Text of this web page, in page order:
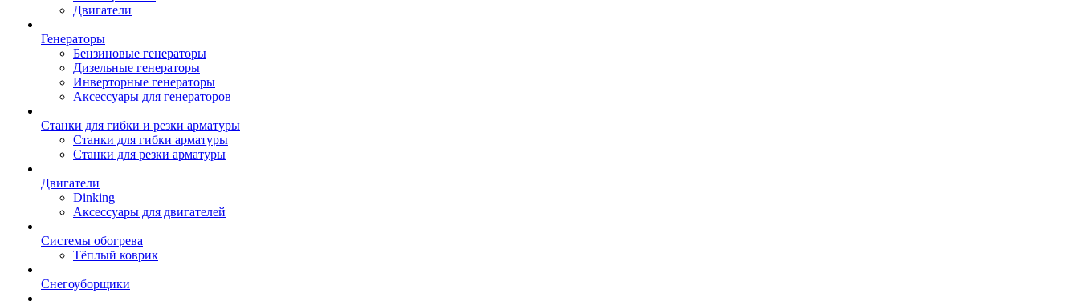
Двигатели
Генераторы
Бензиновые генераторы
Дизельные генераторы
Инверторные генераторы
Аксессуары для генераторов
Станки для гибки и резки арматуры
Станки для гибки арматуры
Станки для резки арматуры
Двигатели
Dinking
Аксессуары для двигателей
Системы обогрева
Тёплый коврик
Снегоуборщики